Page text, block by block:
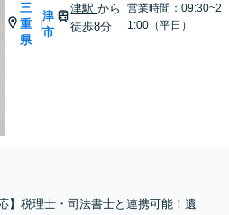
三
重
県
|
津
市
津駅から
徒歩8分
営業時間：09:30~2
1:00（平日）
】税理士・司法書士と連携可能！遺